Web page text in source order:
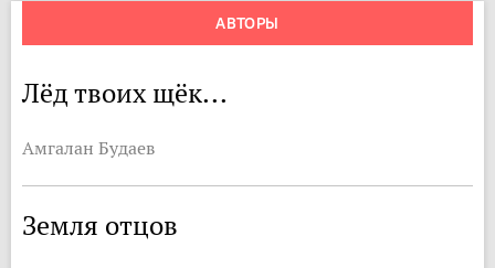
АВТОРЫ
Лёд твоих щёк...
Амгалан Будаев
Земля отцов